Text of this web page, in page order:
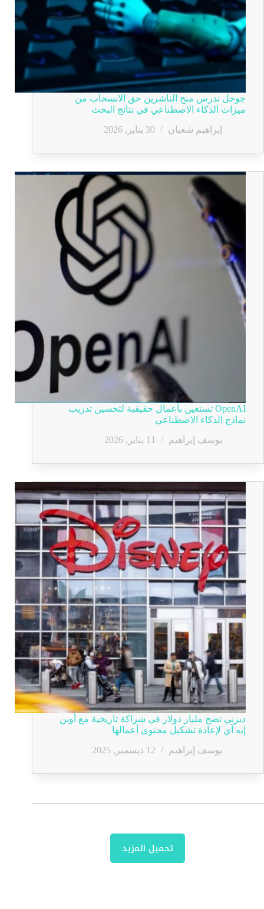
جوجل تدرس منح الناشرين حق الانسحاب من
ميزات الذكاء الاصطناعي في نتائج البحث
إبراهيم شعبان
30 يناير, 2026
OpenAI تستعين بأعمال حقيقية لتحسين تدريب
نماذج الذكاء الاصطناعي
يوسف إبراهيم
11 يناير, 2026
ديزني تضخ مليار دولار في شراكة تاريخية مع أوبن
إيه آي لإعادة تشكيل محتوى أعمالها
يوسف إبراهيم
12 ديسمبر, 2025
تحميل المزيد